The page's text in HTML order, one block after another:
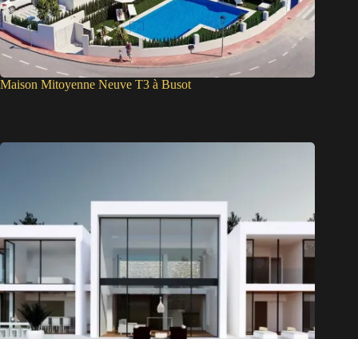
Maison Mitoyenne Neuve T3 à Busot